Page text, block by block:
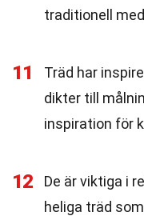
traditionell
11
Träd har
dikter till
inspiration för
12
De är viktiga i
heliga träd